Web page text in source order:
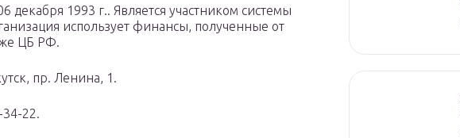
1993 г.. Является участником системы
использует финансы, полученные от
ЦБ РФ.
пр. Ленина, 1.
22.